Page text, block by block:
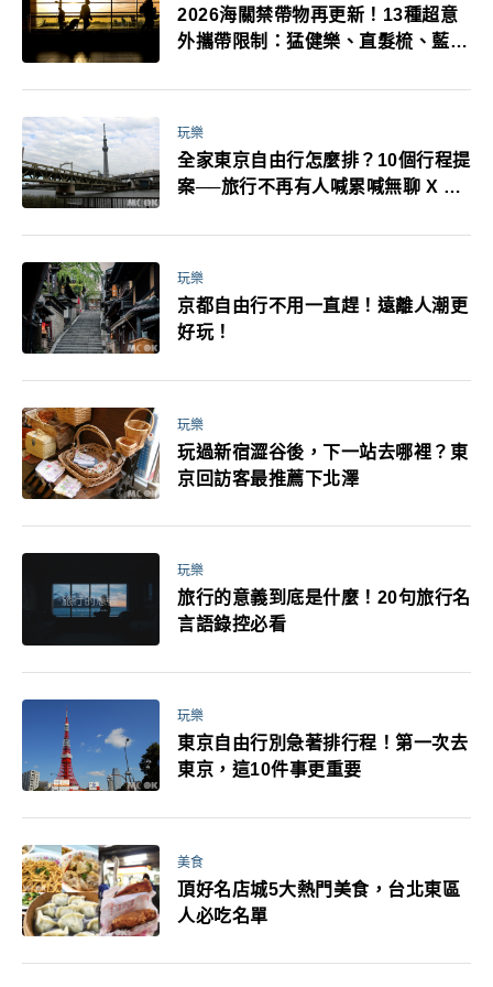
2026海關禁帶物再更新！13種超意
外攜帶限制：猛健樂、直髮梳、藍牙
萬！注意事項一次看！
玩樂
全家東京自由行怎麼排？10個行程提
案──旅行不再有人喊累喊無聊 X 爸
玩樂
京都自由行不用一直趕！遠離人潮更
好玩！
玩樂
玩過新宿澀谷後，下一站去哪裡？東
京回訪客最推薦下北澤
玩樂
旅行的意義到底是什麼！20句旅行名
言語錄控必看
玩樂
東京自由行別急著排行程！第一次去
東京，這10件事更重要
美食
頂好名店城5大熱門美食，台北東區
人必吃名單